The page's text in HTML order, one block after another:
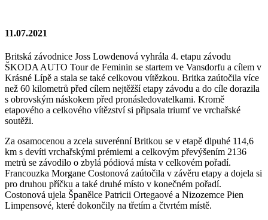
11.07.2021
Britská závodnice Joss Lowdenová vyhrála 4. etapu závodu
ŠKODA AUTO Tour de Feminin se startem ve Vansdorfu a cílem v
Krásné Lípě a stala se také celkovou vítězkou. Britka zaútočila více
než 60 kilometrů před cílem nejtěžší etapy závodu a do cíle dorazila
s obrovským náskokem před pronásledovatelkami. Kromě
etapového a celkového vítězství si připsala triumf ve vrchařské
soutěži.
Za osamocenou a zcela suverénní Britkou se v etapě dlpuhé 114,6
km s devíti vrchařskými prémiemi a celkovým převýšením 2136
metrů se závodilo o zbylá pódiová místa v celkovém pořadí.
Francouzka Morgane Costonová zaútočila v závěru etapy a dojela si
pro druhou příčku a také druhé místo v konečném pořadí.
Costonová ujela Španělce Patricii Ortegaové a Nizozemce Pien
Limpensové, které dokončily na třetím a čtvrtém místě.